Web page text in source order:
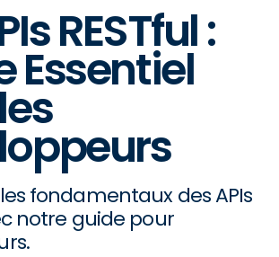
RESTful :
Essentiel
fondamentaux des APIs
notre guide pour